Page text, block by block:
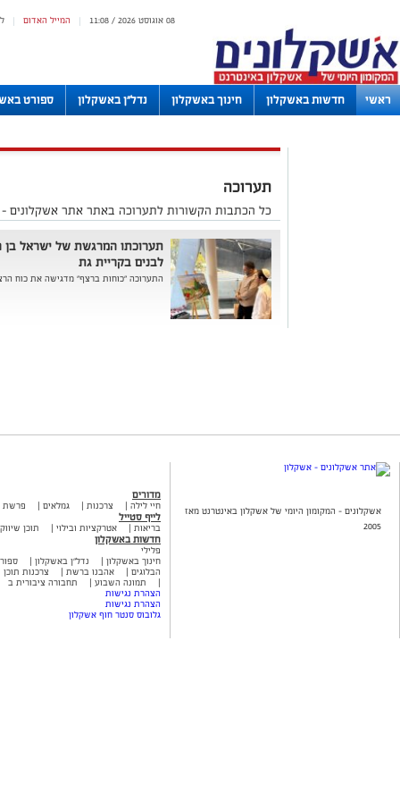
| המייל האדום | 08 אוגוסט 2026 / 11:08
ראשי חדשות באשקלון חינוך באשקלון נדל"ן באשקלון ספורט
תערוכה
כל הכתבות הקשורות לתערוכה באתר אתר אשקלונים -
לבנים בקריית גת
התערוכה "כוחות ברצף" מדגישה את כוח
אשקלונים - המקומון היומי של אשקלון באינטרנט מאז
2005
מדורים
חיי לילה צרכנות גמלאים פרשת
לייף סטייל
בריאות אטרקציות ובילוי תוכן
חדשות באשקלון
פלילי
חינוך באשקלון
נדל"ן באשקלון
הבלוגים
אהבנו ברשת
צרכנות תוכן
תמונה השבוע
תחבורה ציבורית ב
הצהרת נגישות
הצהרת נגישות
גלובוס סנטר חוף אשקלון